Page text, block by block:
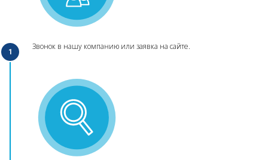
1
Звонок в нашу компанию или заявка на сайте.